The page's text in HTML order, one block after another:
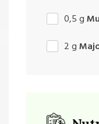
0,5g
2g